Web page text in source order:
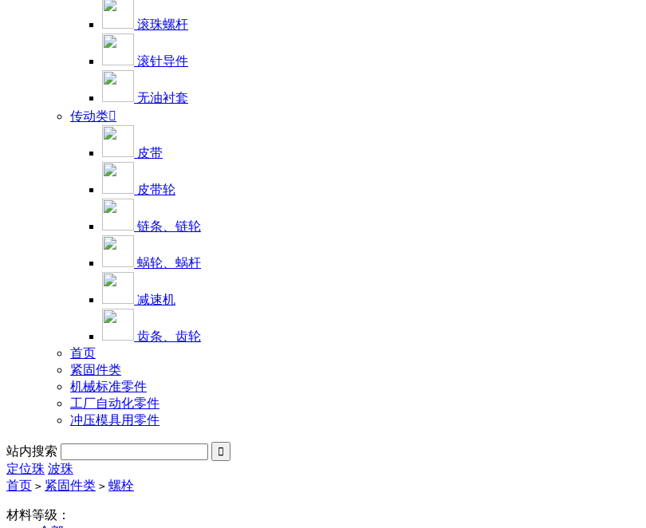
滚珠螺杆
滚针导件
无油衬套
传动类
皮带
皮带轮
链条、链轮
蜗轮、蜗杆
减速机
齿条、齿轮
首页
紧固件类
机械标准零件
工厂自动化零件
冲压模具用零件
站内搜索 
定位珠 波珠
首页 > 紧固件类 > 螺栓
材料等级：